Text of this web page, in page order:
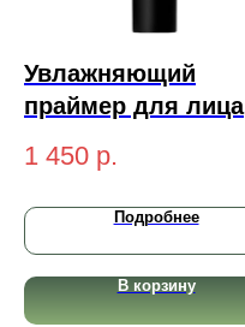
Увлажняющий
праймер для лица
Art Primer 30мл
1 450 р.
Подробнее
В корзину